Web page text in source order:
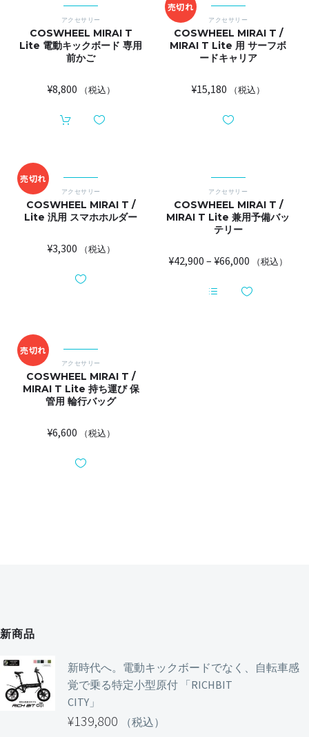
アクセサリー
COSWHEEL MIRAI T
Lite 電動キックボード 専用
前かご
¥8,800 （税込）
売切れ
アクセサリー
COSWHEEL MIRAI T /
MIRAI T Lite 用 サーフボ
ードキャリア
¥15,180 （税込）
売切れ
アクセサリー
COSWHEEL MIRAI T /
Lite 汎用 スマホホルダー
¥3,300 （税込）
アクセサリー
COSWHEEL MIRAI T /
MIRAI T Lite 兼用予備バッ
テリー
¥42,900 – ¥66,000 価
帯:
（税込）
か
ら
選
売切れ
アクセサリー
COSWHEEL MIRAI T /
MIRAI T Lite 持ち運び 保
管用 輪行バッグ
¥6,600 （税込）
新商品
新時代へ。電動キックボードでなく、自転車感
覚で乗る特定小型原付 「RICHBIT
CITY」
¥139,800 （税込）